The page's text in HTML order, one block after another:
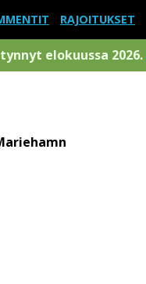
RAJOITUKSET
elokuussa 2026.